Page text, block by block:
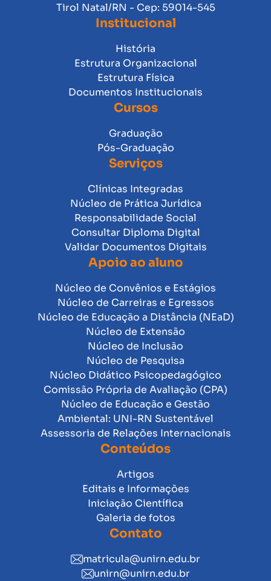
Tirol Natal/RN - Cep: 59014-545
Institucional
História
Estrutura Organizacional
Estrutura Física
Documentos Institucionais
Cursos
Graduação
Pós-Graduação
Serviços
Clínicas Integradas
Núcleo de Prática Jurídica
Responsabilidade Social
Consultar Diploma Digital
Validar Documentos Digitais
Apoio ao aluno
Núcleo de Convênios e Estágios
Núcleo de Carreiras e Egressos
Núcleo de Educação a Distância (NEaD)
Núcleo de Extensão
Núcleo de Inclusão
Núcleo de Pesquisa
Núcleo Didático Psicopedagógico
Comissão Própria de Avaliação (CPA)
Núcleo de Educação e Gestão
Ambiental: UNI-RN Sustentável
Assessoria de Relações Internacionais
Conteúdos
Artigos
Editais e Informações
Iniciação Científica
Galeria de fotos
Contato
matricula@unirn.edu.br
unirn@unirn.edu.br